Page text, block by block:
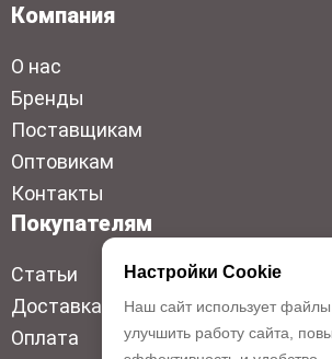
Компания
О нас
Бренды
Поставщикам
Оптовикам
Контакты
Покупателям
Статьи
Доставка
Оплата
Настройки Cookie
Наш сайт использует
улучшить работу сайта,